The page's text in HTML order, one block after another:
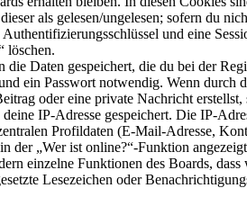
als gelesen/ungelesen; sofern du
und eine
löschen.
die Daten gespeichert, die du bei der
ein Passwort notwendig. Wenn durch
oder eine private Nachricht
IP-Adresse gespeichert. Die IP-
Profildaten (E-Mail-Adresse,
der „Wer ist online?“-Funktion
einzelne Funktionen des Boards,
Lesezeichen oder